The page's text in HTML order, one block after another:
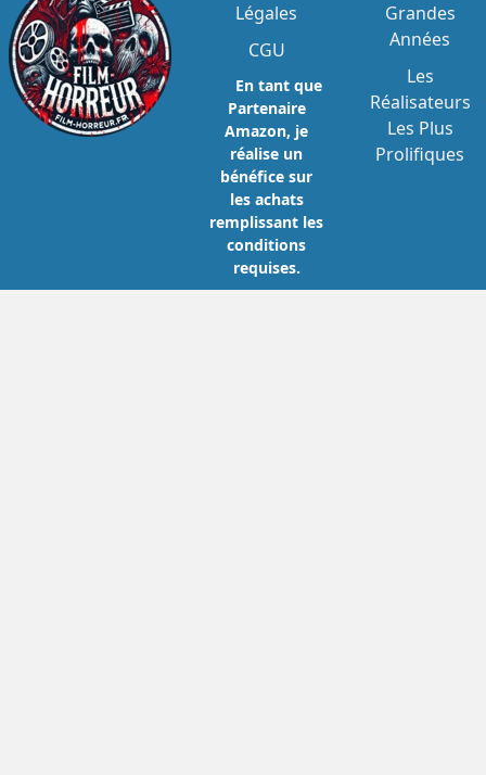
Légales
CGU
En tant que
Partenaire
Amazon, je
réalise un
bénéfice sur
les achats
remplissant les
conditions
requises.
Grandes
Années
Les
Réalisateurs
Les Plus
Prolifiques